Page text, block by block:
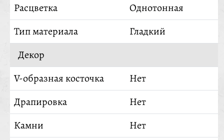
Расцветка
Однотонная
Тип материала
Гладкий
Декор
V-образная косточка
Нет
Драпировка
Нет
Камни
Нет